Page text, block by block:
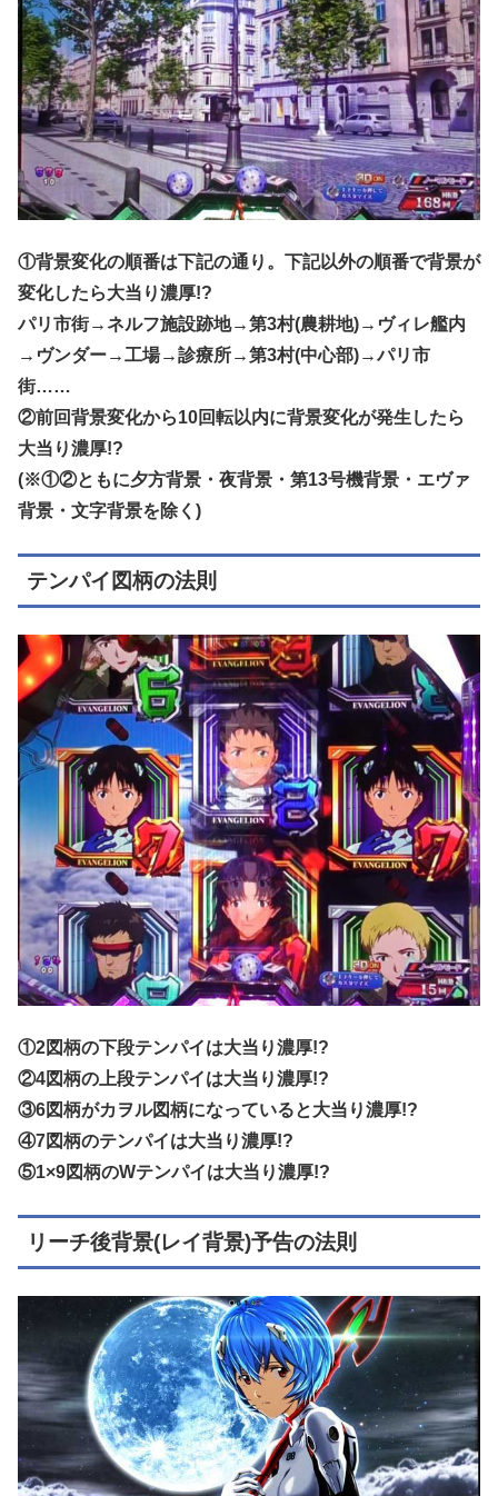
①背景変化の順番は下記の通り。下記以外の順番で背景が
変化したら大当り濃厚!?
パリ市街→ネルフ施設跡地→第3村(農耕地)→ヴィレ艦内
→ヴンダー→工場→診療所→第3村(中心部)→パリ市
街……
②前回背景変化から10回転以内に背景変化が発生したら
大当り濃厚!?
(※①②ともに夕方背景・夜背景・第13号機背景・エヴァ
背景・文字背景を除く)
テンパイ図柄の法則
①2図柄の下段テンパイは大当り濃厚!?
②4図柄の上段テンパイは大当り濃厚!?
③6図柄がカヲル図柄になっていると大当り濃厚!?
④7図柄のテンパイは大当り濃厚!?
⑤1×9図柄のWテンパイは大当り濃厚!?
リーチ後背景(レイ背景)予告の法則